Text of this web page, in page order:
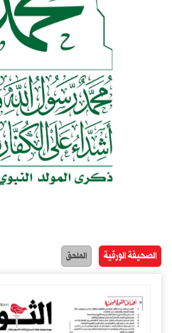
الصحيفة الورقية الملحق